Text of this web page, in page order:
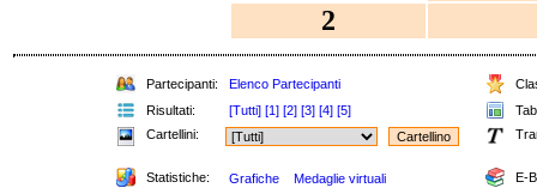
2
Partecipanti: Elenco Partecipanti
Risultati:
[Tutti] [1] [2] [3] [4] [5]
Cartellini:
Statistiche: Grafiche Medaglie virtuali E-